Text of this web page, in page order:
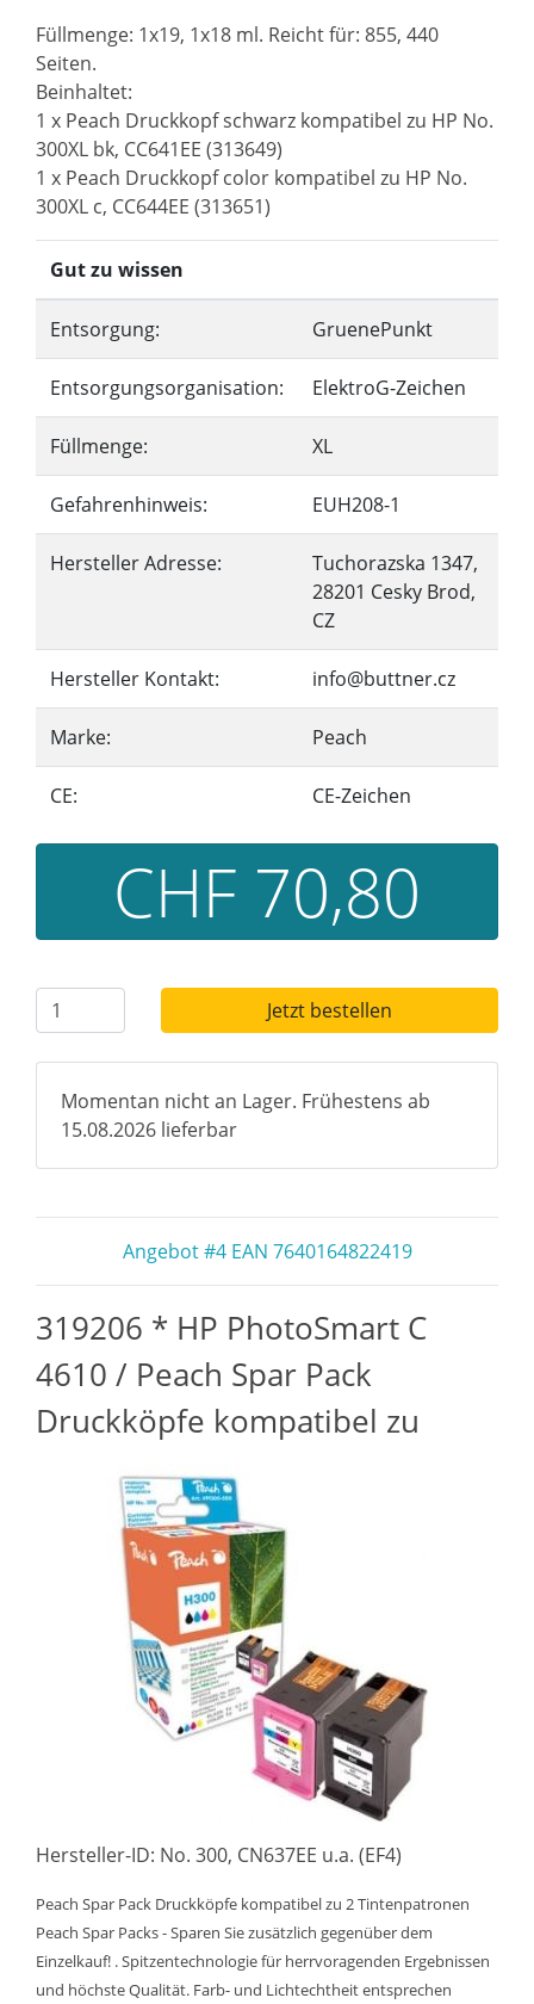
Füllmenge: 1x19, 1x18 ml. Reicht für: 855, 440
Seiten.
Beinhaltet:
1 x Peach Druckkopf schwarz kompatibel zu HP No.
300XL bk, CC641EE (313649)
1 x Peach Druckkopf color kompatibel zu HP No.
300XL c, CC644EE (313651)
Gut zu wissen
Entsorgung: GruenePunkt
Entsorgungsorganisation: ElektroG-Zeichen
Füllmenge: XL
Gefahrenhinweis: EUH208-1
Hersteller Adresse:
Tuchorazska 1347,
28201 Cesky Brod,
CZ
Hersteller Kontakt: info@buttner.cz
Marke: Peach
CE: CE-Zeichen
CHF 70,80
Jetzt bestellen
Momentan nicht an Lager. Frühestens ab
15.08.2026 lieferbar
Angebot #4 EAN 7640164822419
319206 * HP PhotoSmart C
4610 / Peach Spar Pack
Druckköpfe kompatibel zu
Hersteller-ID: No. 300, CN637EE u.a. (EF4)
Peach Spar Pack Druckköpfe kompatibel zu 2 Tintenpatronen
Peach Spar Packs - Sparen Sie zusätzlich gegenüber dem
Einzelkauf! . Spitzentechnologie für herrvoragenden Ergebnissen
und höchste Qualität. Farb- und Lichtechtheit entsprechen